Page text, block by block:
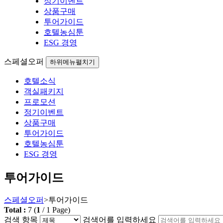
상품구매
투어가이드
호텔농심툰
ESG 경영
스페셜오퍼 하위메뉴펼치기
호텔소식
객실패키지
프로모션
정기이벤트
상품구매
투어가이드
호텔농심툰
ESG 경영
투어가이드
스페셜오퍼>투어가이드
Total : 7 (1 / 1 Page)
검색 항목
검색어를 입력하세요